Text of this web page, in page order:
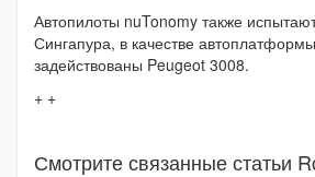
Автопилоты nuTonomy также
Сингапура, в качестве
задействованы Peugeot 3008.
+ +
Смотрите связанные статьи